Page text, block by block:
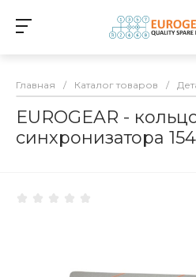
Главная / Каталог товаров /
EUROGEAR -
синхронизатора